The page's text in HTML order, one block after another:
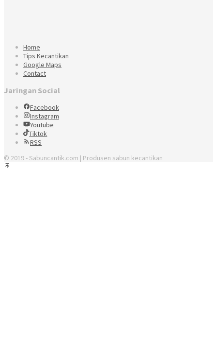
Home
Tips Kecantikan
Google Maps
Contact
Jaringan Social
Facebook
Instagram
Youtube
Tiktok
RSS
© 2019 - Sabuncantik.com | Produsen sabun kecantikan